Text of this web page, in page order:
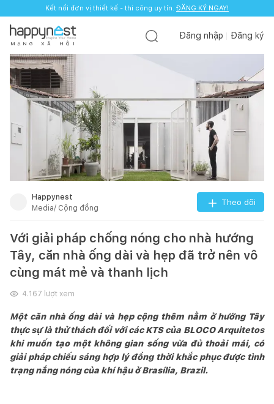
Kết nối đơn vị thiết kế - thi công uy tín. ĐĂNG KÝ NGAY!
M Ạ N G X Ã H Ộ I
Đăng nhập Đăng ký
Happynest
Media/ Cộng đồng
Theo dõi
Với giải pháp chống nóng cho nhà hướng
Tây, căn nhà ống dài và hẹp đã trở nên vô
cùng mát mẻ và thanh lịch
4.167 lượt xem
Một căn nhà ống dài và hẹp cộng thêm nằm ở hướng Tây
thực sự là thử thách đối với các KTS của BLOCO Arquitetos
khi muốn tạo một không gian sống vừa đủ thoải mái, có
giải pháp chiếu sáng hợp lý đồng thời khắc phục được tình
trạng nắng nóng của khí hậu ở Brasília, Brazil.